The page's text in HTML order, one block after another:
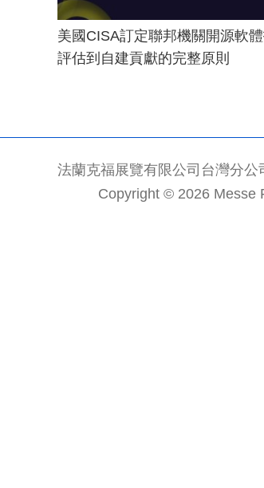
美國CISA訂定聯邦機關開源軟
評估到自建貢獻的完整原則
法蘭克福展覽有限公司台灣分
Copyright © 2026 Messe